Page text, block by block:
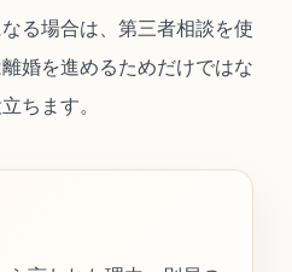
る場合は、第三者相談を使
婚を進めるためだけではな
ちます。